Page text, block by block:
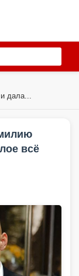
дала...
всё